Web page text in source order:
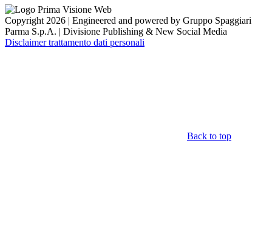
Copyright 2026 | Engineered and powered by Gruppo Spaggiari
Parma S.p.A. | Divisione Publishing & New Social Media
Disclaimer trattamento dati personali
Back to top